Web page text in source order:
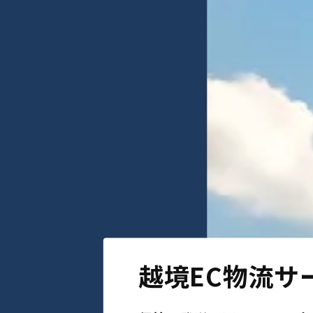
越境EC物流サ